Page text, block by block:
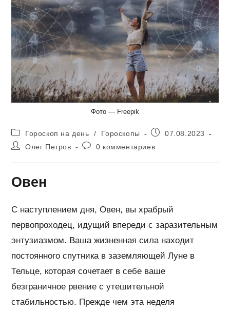
Фото — Freepik
Рубрика
записи:
Гороскоп на день / Гороскопы
Запись07.08.2023
АвторОлег Петров
Комментарии
0 комментариев
Овен
С наступлением дня, Овен, вы храбрый
первопроходец, идущий впереди с заразительным
энтузиазмом. Ваша жизненная сила находит
постоянного спутника в заземляющей Луне в
Тельце, которая сочетает в себе ваше
безграничное рвение с утешительной
стабильностью. Прежде чем эта неделя